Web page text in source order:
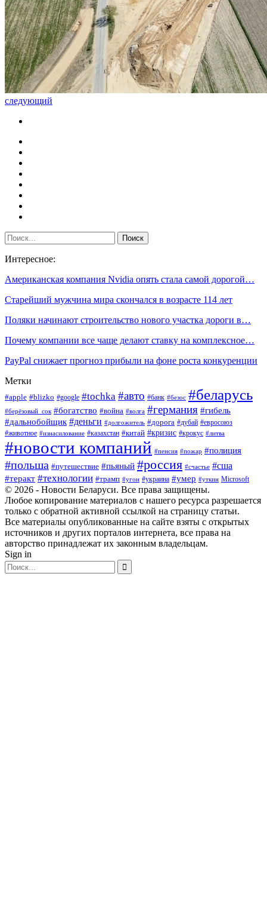
следующий
Интересное:
Американская компания Nvidia опять стала самой дорогой…
Старейший мужчина мира скончался в возрасте 114 лет
Поляки начинают строительство нового участка дороги в…
Почему компании все чаще делают ставку на комплексное…
PayPal снижает прогноз прибыли на фоне роста конкуренции
Метки
#apple #blizko #google #tochka #авто #банк #безос #беларусь
#берёзовый_сок #богатство #война #волга #германия #гибель
#дальнобойщик #деньги #долгожитель #дорога #дубай #евросоюз
#животное #изнасилование #казахстан #китай #кризис #крокус #литва
#новости компаний #пенсия #пожар #полиция
#польша #путешествие #пьяный #россия #счастье #сша
#теракт #технологии #трамп #угон #украина #умер #уткин Microsoft
© 2026 - Новости Беларуси. Все права защищены.
Любое копирование материалов с нашего ресурса разрешается
только с обратной активной ссылкой на страницу статьи.
Все материалы опубликованные на сайте взяты с открытых
источников и других порталов интернета, все права на
авторство принадлежат их законным владельцам.
Sign in